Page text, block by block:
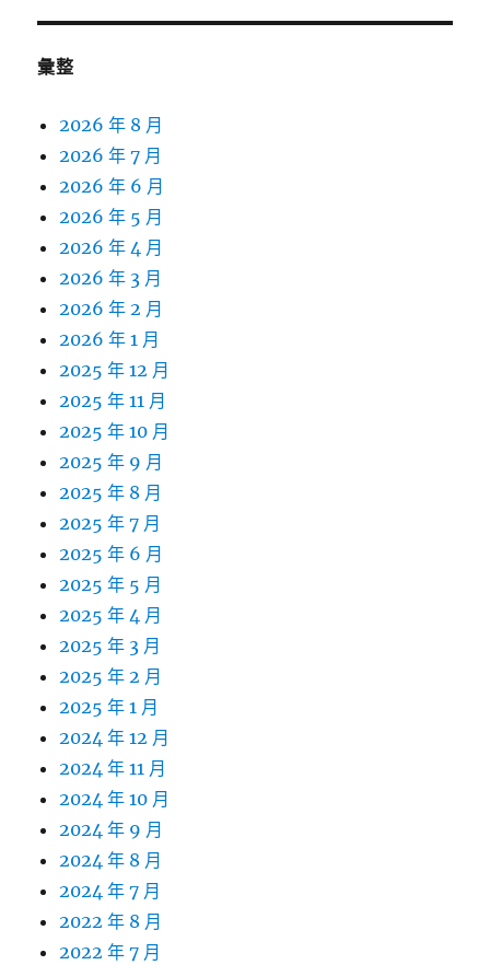
彙整
2026 年 8 月
2026 年 7 月
2026 年 6 月
2026 年 5 月
2026 年 4 月
2026 年 3 月
2026 年 2 月
2026 年 1 月
2025 年 12 月
2025 年 11 月
2025 年 10 月
2025 年 9 月
2025 年 8 月
2025 年 7 月
2025 年 6 月
2025 年 5 月
2025 年 4 月
2025 年 3 月
2025 年 2 月
2025 年 1 月
2024 年 12 月
2024 年 11 月
2024 年 10 月
2024 年 9 月
2024 年 8 月
2024 年 7 月
2022 年 8 月
2022 年 7 月